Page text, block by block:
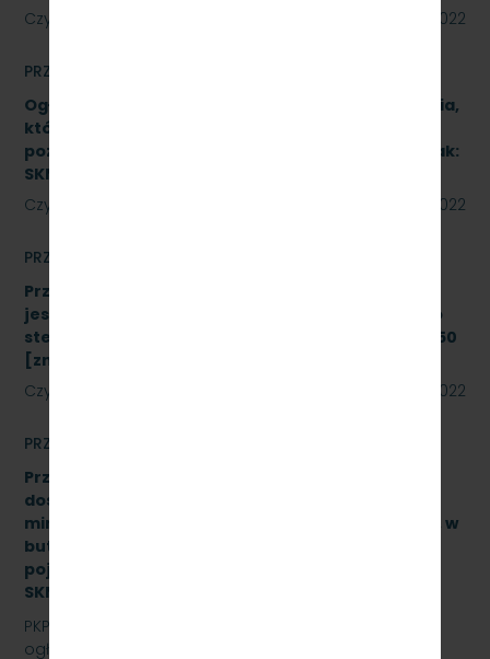
Czytaj dalej
12 sierpnia 2022
PRZETARGI
Ogłoszenie informacyjne dotyczące postępowania,
którego przedmiotem jest wykonanie naprawy
poziomu P4 pojazdów kolejowych (2 zadania). Znak:
SKMMU.086.46.22.
Czytaj dalej
12 sierpnia 2022
PRZETARGI
Przetarg nieograniczony, którego przedmiotem
jest modernizacja i rozbudowa systemu zdalnego
sterowania radiołącznością na linii kolejowej nr 250
[znak: SKMMU.086.43a.22]
Czytaj dalej
08 sierpnia 2022
PRZETARGI
Przetarg nieograniczony na zakup i sukcesywne
dostawy naturalnej wody pitnej (źródlanej lub
mineralnej – nisko lub średnio zmineralizowanej), w
butelkach bezzwrotnych, plastikowych, o
pojemności 0,5 l., 1,5 l. – gazowanej i niega., znak:
SKMMU.086.47.22.
PKP SZYBKA KOLEJ MIEJSKA W TRÓJMIEŚCIE Sp. z o.o.
ogłasza przetarg nieograniczony na zakup i